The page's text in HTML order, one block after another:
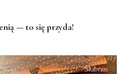
— to się przyda!
Ślubnie